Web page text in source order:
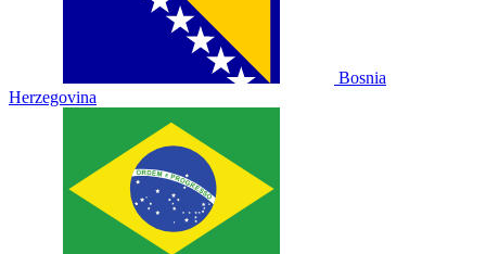
Bosnia
Herzegovina